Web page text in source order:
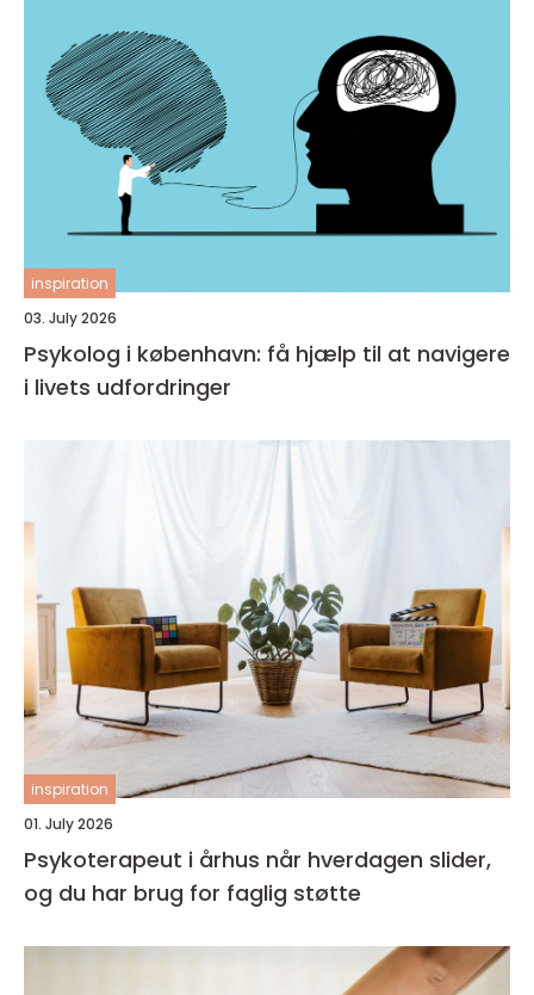
inspiration
03. July 2026
Psykolog i københavn: få hjælp til at navigere
i livets udfordringer
inspiration
01. July 2026
Psykoterapeut i århus når hverdagen slider,
og du har brug for faglig støtte